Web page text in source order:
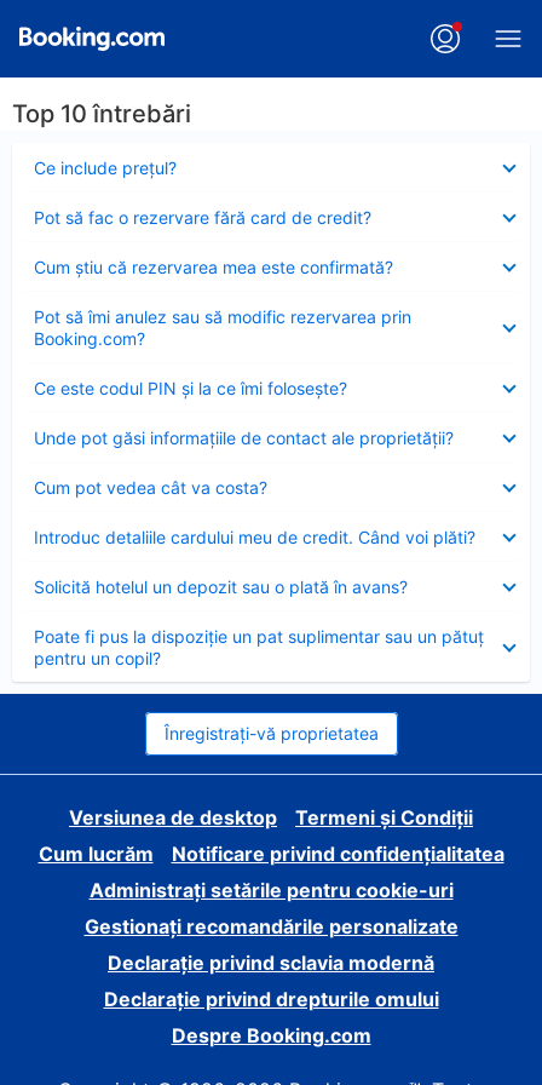
Top 10 întrebări
Ce include preţul?
închis
Pot să fac o rezervare fără card de credit?
închis
Cum ştiu că rezervarea mea este confirmată?
închis
Pot să îmi anulez sau să modific rezervarea prin
Booking.com?
închis
Ce este codul PIN şi la ce îmi foloseşte?
închis
Unde pot găsi informațiile de contact ale proprietății?
închis
Cum pot vedea cât va costa?
închis
Introduc detaliile cardului meu de credit. Când voi plăti?
închis
Solicită hotelul un depozit sau o plată în avans?
închis
Poate fi pus la dispoziție un pat suplimentar sau un pătuț
pentru un copil?
închis
Înregistrați-vă proprietatea
Versiunea de desktop
Termeni și Condiții
Cum lucrăm
Notificare privind confidențialitatea
Administrați setările pentru cookie-uri
Gestionați recomandările personalizate
Declarație privind sclavia modernă
Declarație privind drepturile omului
Despre Booking.com